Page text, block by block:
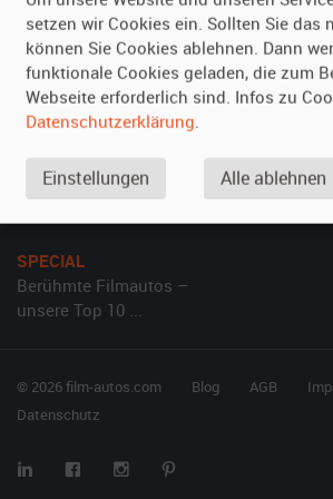
Kundenmeinungen
Service
Vermieten
Oldtimer anmelden
Fragen für Vermieter
Inserat verwalten
Hilfe
Häufige
Kontakt
SPECIAL
Berühmte Filmautos –
unsere Top 10 ...
© 2026 film-autos.com Blog AGB
Datenschutz
setzen wir Cookies ein. Sollten Sie das
können Sie Cookies ablehnen. Dann
funktionale Cookies geladen, die zum
Webseite erforderlich sind. Infos zu
Datenschutzerklärung.
Einstellungen Alle ablehnen